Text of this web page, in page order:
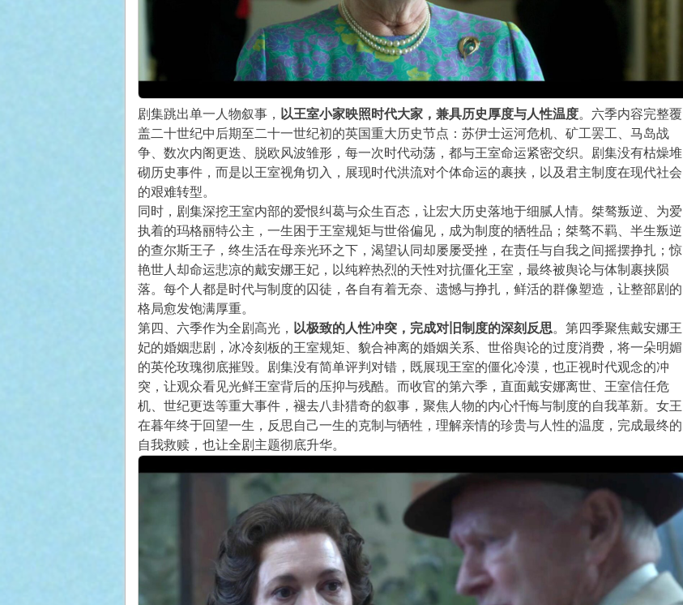
剧集跳出单一人物叙事， 以王室小家映照时代大家，兼具历史厚度与人性温度。六季内容完整覆
盖二十世纪中后期至二十一世纪初的英国重大历史节点：苏伊士运河危机、矿工罢工、马岛战
争、数次内阁更迭、脱欧风波雏形，每一次时代动荡，都与王室命运紧密交织。剧集没有枯燥堆
砌历史事件，而是以王室视角切入，展现时代洪流对个体命运的裹挟，以及君主制度在现代社会
的艰难转型。
同时，剧集深挖王室内部的爱恨纠葛与众生百态，让宏大历史落地于细腻人情。桀骜叛逆、为爱
执着的玛格丽特公主，一生困于王室规矩与世俗偏见，成为制度的牺牲品；桀骜不羁、半生叛逆
的查尔斯王子，终生活在母亲光环之下，渴望认同却屡屡受挫，在责任与自我之间摇摆挣扎；惊
艳世人却命运悲凉的戴安娜王妃，以纯粹热烈的天性对抗僵化王室，最终被舆论与体制裹挟陨
落。每个人都是时代与制度的囚徒，各自有着无奈、遗憾与挣扎，鲜活的群像塑造，让整部剧的
格局愈发饱满厚重。
第四、六季作为全剧高光， 以极致的人性冲突，完成对旧制度的深刻反思。第四季聚焦戴安娜王
妃的婚姻悲剧，冰冷刻板的王室规矩、貌合神离的婚姻关系、世俗舆论的过度消费，将一朵明媚
的英伦玫瑰彻底摧毁。剧集没有简单评判对错，既展现王室的僵化冷漠，也正视时代观念的冲
突，让观众看见光鲜王室背后的压抑与残酷。而收官的第六季，直面戴安娜离世、王室信任危
机、世纪更迭等重大事件，褪去八卦猎奇的叙事，聚焦人物的内心忏悔与制度的自我革新。女王
在暮年终于回望一生，反思自己一生的克制与牺牲，理解亲情的珍贵与人性的温度，完成最终的
自我救赎，也让全剧主题彻底升华。